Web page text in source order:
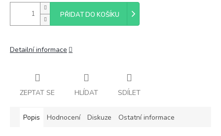
PŘIDAT DO KOŠÍKU
Detailní informace
ZEPTAT SE HLÍDAT SDÍLET
Popis Hodnocení Diskuze Ostatní informace